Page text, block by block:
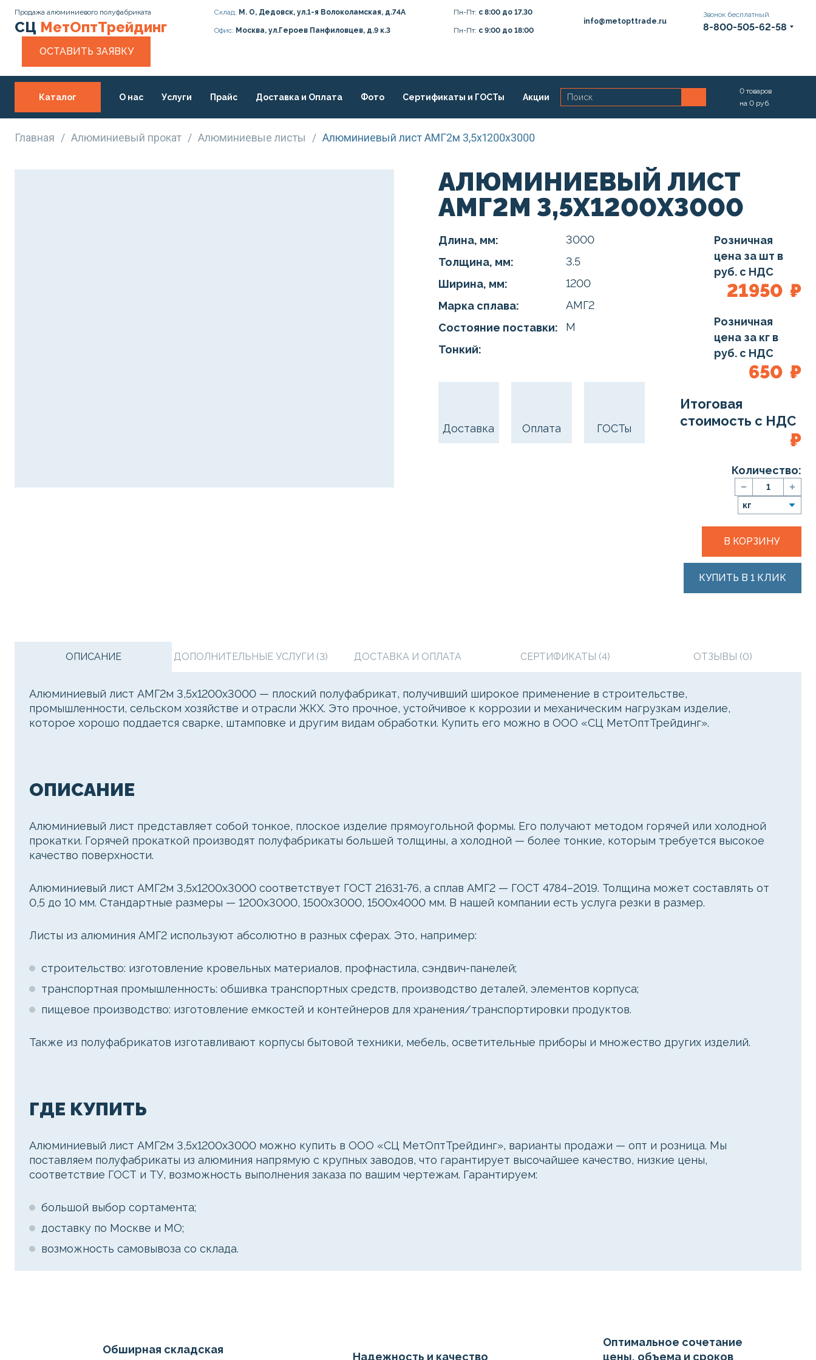
Продажа алюминиевого полуфабриката
СЦ МетОптТрейдинг
Склад: М. О, Дедовск, ул.1-я Волоколамская, д.74А
Офис: Москва, ул.Героев Панфиловцев, д.9 к.3
Пн-Пт: с 8:00 до 17.30
Пн-Пт: с 9:00 до 18:00
info@metopttrade.ru
Звонок бесплатный
8-800-505-62-58
ОСТАВИТЬ ЗАЯВКУ
Каталог О нас Услуги Прайс Доставка и Оплата Фото Сертификаты и ГОСТы Акции
0 товаров
на 0 руб.
Главная / Алюминиевый прокат / Алюминиевые листы / Алюминиевый лист АМГ2м 3,5х1200х3000
АЛЮМИНИЕВЫЙ ЛИСТ
АМГ2М 3,5Х1200Х3000
Длина, мм:
3000
Толщина, мм:
3.5
Ширина, мм:
1200
Марка сплава:
АМГ2
Состояние поставки:
М
Тонкий:
Доставка Оплата ГОСТы
Розничная
цена за шт в
руб. с НДС
21950 ₽
Розничная
цена за кг в
руб. с НДС
650 ₽
Итоговая
стоимость с НДС
₽
Количество:
В КОРЗИНУ
КУПИТЬ В 1 КЛИК
ОПИСАНИЕ ДОПОЛНИТЕЛЬНЫЕ УСЛУГИ (3) ДОСТАВКА И ОПЛАТА СЕРТИФИКАТЫ (4) ОТЗЫВЫ (0)
Алюминиевый лист АМГ2м 3,5х1200х3000 — плоский полуфабрикат, получивший широкое применение в строительстве,
промышленности, сельском хозяйстве и отрасли ЖКХ. Это прочное, устойчивое к коррозии и механическим нагрузкам изделие,
которое хорошо поддается сварке, штамповке и другим видам обработки. Купить его можно в ООО «СЦ МетОптТрейдинг».
ОПИСАНИЕ
Алюминиевый лист представляет собой тонкое, плоское изделие прямоугольной формы. Его получают методом горячей или холодной
прокатки. Горячей прокаткой производят полуфабрикаты большей толщины, а холодной — более тонкие, которым требуется высокое
качество поверхности.
Алюминиевый лист АМГ2м 3,5х1200х3000 соответствует ГОСТ 21631-76, а сплав АМГ2 — ГОСТ 4784–2019. Толщина может составлять от
0,5 до 10 мм. Стандартные размеры — 1200x3000, 1500x3000, 1500x4000 мм. В нашей компании есть услуга резки в размер.
Листы из алюминия АМГ2 используют абсолютно в разных сферах. Это, например:
строительство: изготовление кровельных материалов, профнастила, сэндвич-панелей;
транспортная промышленность: обшивка транспортных средств, производство деталей, элементов корпуса;
пищевое производство: изготовление емкостей и контейнеров для хранения/транспортировки продуктов.
Также из полуфабрикатов изготавливают корпусы бытовой техники, мебель, осветительные приборы и множество других изделий.
ГДЕ КУПИТЬ
Алюминиевый лист АМГ2м 3,5х1200х3000 можно купить в ООО «СЦ МетОптТрейдинг», варианты продажи — опт и розница. Мы
поставляем полуфабрикаты из алюминия напрямую с крупных заводов, что гарантирует высочайшее качество, низкие цены,
соответствие ГОСТ и ТУ, возможность выполнения заказа по вашим чертежам. Гарантируем:
большой выбор сортамента;
доставку по Москве и МО;
возможность самовывоза со склада.
Обширная складская
Надежность и качество
Оптимальное сочетание
цены, объема и сроков